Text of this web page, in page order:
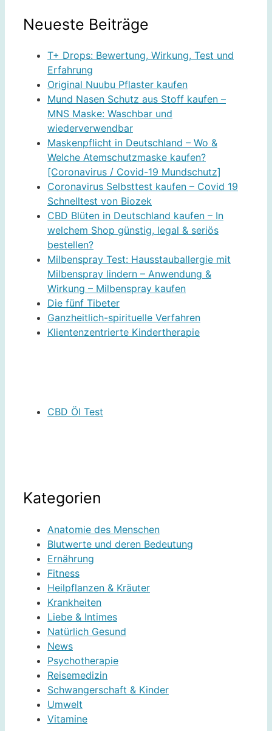
Neueste Beiträge
T+ Drops: Bewertung, Wirkung, Test und
Erfahrung
Original Nuubu Pflaster kaufen
Mund Nasen Schutz aus Stoff kaufen –
MNS Maske: Waschbar und
wiederverwendbar
Maskenpflicht in Deutschland – Wo &
Welche Atemschutzmaske kaufen?
[Coronavirus / Covid-19 Mundschutz]
Coronavirus Selbsttest kaufen – Covid 19
Schnelltest von Biozek
CBD Blüten in Deutschland kaufen – In
welchem Shop günstig, legal & seriös
bestellen?
Milbenspray Test: Hausstauballergie mit
Milbenspray lindern – Anwendung &
Wirkung – Milbenspray kaufen
Die fünf Tibeter
Ganzheitlich-spirituelle Verfahren
Klientenzentrierte Kindertherapie
CBD Öl Test
Kategorien
Anatomie des Menschen
Blutwerte und deren Bedeutung
Ernährung
Fitness
Heilpflanzen & Kräuter
Krankheiten
Liebe & Intimes
Natürlich Gesund
News
Psychotherapie
Reisemedizin
Schwangerschaft & Kinder
Umwelt
Vitamine